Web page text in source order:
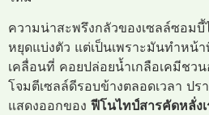
ความน่าสะพรึงกลัวของเซลล์ซอม
หยุดแบ่งตัว แต่เป็นเพราะมันทำหน้
เคลื่อนที่ คอยปล่อยน้ำเกลือเคมีชว
โจมตีเซลล์ดีรอบข้างตลอดเวลา ปร
แสดงออกของ ฟีโนไทป์สารคัดหลั่ง